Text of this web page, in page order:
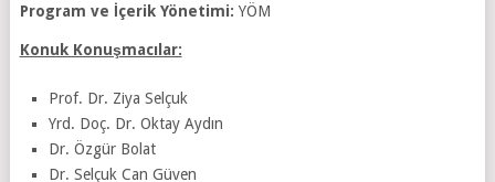
Program ve İçerik Yönetimi: YÖM
Konuk Konuşmacılar:
Prof. Dr. Ziya Selçuk
Yrd. Doç. Dr. Oktay Aydın
Dr. Özgür Bolat
Dr. Selçuk Can Güven